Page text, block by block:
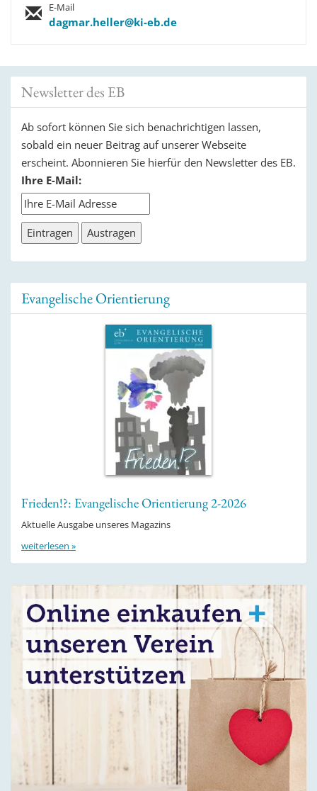
E-Mail
dagmar.heller@ki-eb.de
Newsletter des EB
Ab sofort können Sie sich benachrichtigen lassen,
sobald ein neuer Beitrag auf unserer Webseite
erscheint. Abonnieren Sie hierfür den Newsletter des EB.
Ihre E-Mail:
Evangelische Orientierung
Frieden!?: Evangelische Orientierung 2-2026
Aktuelle Ausgabe unseres Magazins
weiterlesen »